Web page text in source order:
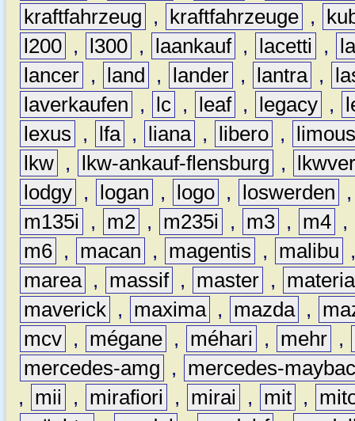
kraftfahrzeug
, kraftfahrzeuge ,
l200 , l300 , laankauf , lacetti ,
lancer , land , lander , lantra ,
laverkaufen
, lc , leaf , legacy ,
lexus
, lfa , liana , libero ,
lkw , lkw-ankauf-flensburg ,
lodgy , logan , logo , loswerden
m135i
, m2 , m235i , m3 , m4 ,
m6 , macan , magentis , malibu
marea , massif , master ,
materia
maverick , maxima , mazda ,
mcv , mégane , méhari , mehr ,
mercedes-amg
,
mercedes-
,
mii , mirafiori , mirai , mit ,